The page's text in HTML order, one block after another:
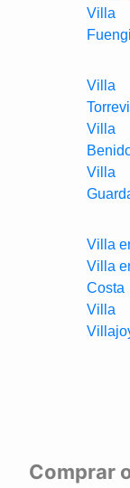
Villa
Villa
Costa
Comprar